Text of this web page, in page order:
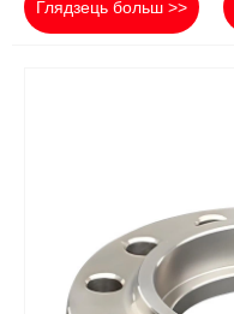
Глядзець больш >>